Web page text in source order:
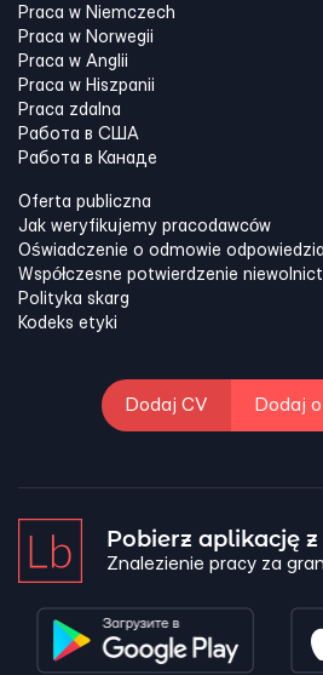
Praca w Niemczech
Praca w Norwegii
Praca w Anglii
Praca w Hiszpanii
Praca zdalna
Работа в США
Работа в Канадe
Oferta publiczna
Jak weryfikujemy pracodawców
Oświadczenie o odmowie
Współczesne potwierdzenie
Polityka skarg
Kodeks etyki
Dodaj CV Dodaj
Pobierz aplikację z
Znalezienie pracy za